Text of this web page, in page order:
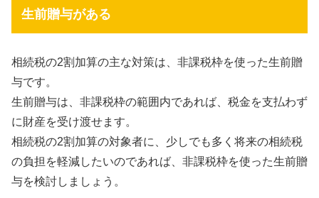
生前贈与がある
相続税の2割加算の主な対策は、非課税枠を使った生前贈
与です。
生前贈与は、非課税枠の範囲内であれば、税金を支払わず
に財産を受け渡せます。
相続税の2割加算の対象者に、少しでも多く将来の相続税
の負担を軽減したいのであれば、非課税枠を使った生前贈
与を検討しましょう。